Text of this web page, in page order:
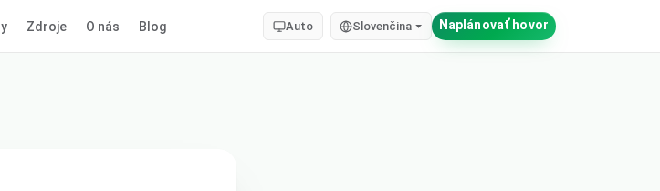
Zdroje O nás Blog Auto Slovenčina Naplánovať hovor